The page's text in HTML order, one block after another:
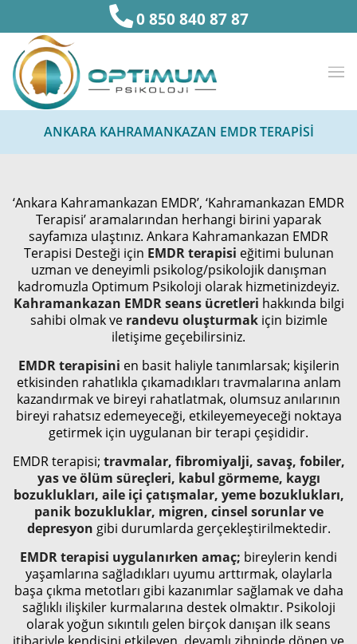
0 850 840 87 87
ANKARA KAHRAMANKAZAN EMDR TERAPISI
‘Ankara Kahramankazan EMDR’, ‘Kahramankazan EMDR
Terapisi’ aramalarından herhangi birini yaparak
sayfamıza ulaştınız. Ankara Kahramankazan EMDR
Terapisi Desteği için EMDR terapisi eğitimi bulunan
uzman ve deneyimli psikolog/psikolojik danışman
kadromuzla Optimum Psikoloji olarak hizmetinizdeyiz.
Kahramankazan EMDR seans ücretleri hakkında bilgi
sahibi olmak ve randevu oluşturmak için bizimle
iletişime geçebilirsiniz.
EMDR terapisini en basit haliyle tanımlarsak; kişilerin
etkisinden rahatlıkla çıkamadıkları travmalarına anlam
kazandırmak ve bireyi rahatlatmak, olumsuz anılarının
bireyi rahatsız edemeyeceği, etkileyemeyeceği noktaya
getirmek için uygulanan bir terapi çeşididir.
EMDR terapisi; travmalar, fibromiyalji, savaş, fobiler,
yas ve ölüm süreçleri, kabul görmeme, kaygı
bozuklukları, aile içi çatışmalar, yeme bozuklukları,
panik bozukluklar, migren, cinsel sorunlar ve
depresyon gibi durumlarda gerçekleştirilmektedir.
EMDR terapisi uygulanırken amaç; bireylerin kendi
yaşamlarına sağladıkları uyumu arttırmak, olaylarla
başa çıkma metotları gibi kazanımlar sağlamak ve daha
sağlıklı ilişkiler kurmalarına destek olmaktır. Psikoloji
olarak yoğun sıkıntılı gelen birçok danışan ilk seans